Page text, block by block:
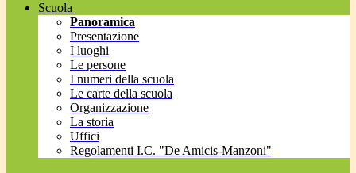
Scuola
Panoramica
Presentazione
I luoghi
Le persone
I numeri della scuola
Le carte della scuola
Organizzazione
La storia
Uffici
Regolamenti I.C. "De Amicis-Manzoni"